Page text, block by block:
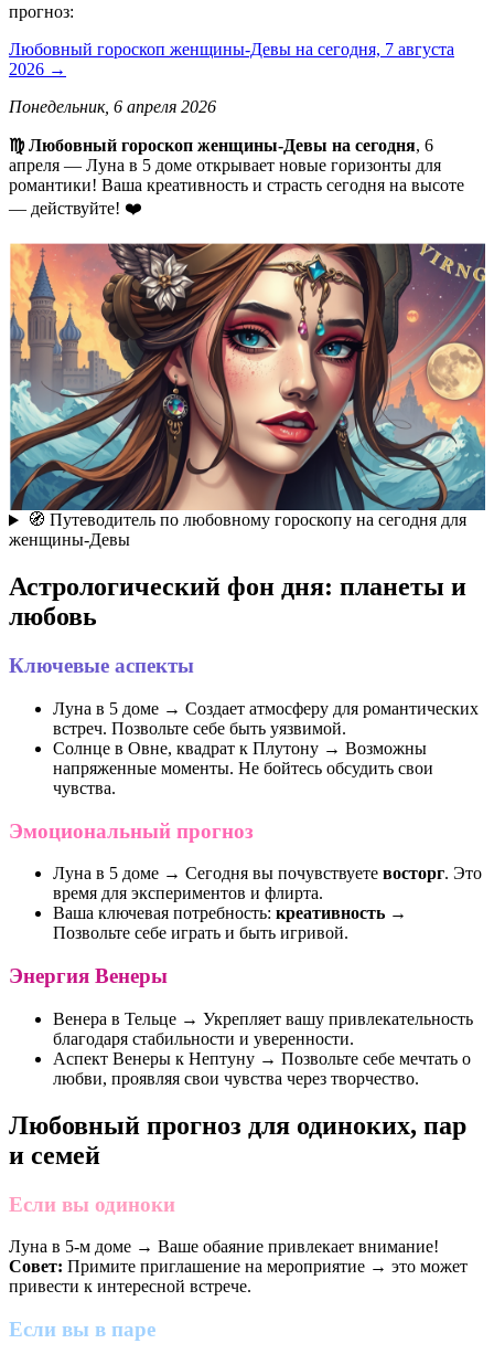
прогноз:
Любовный гороскоп женщины-Девы на сегодня, 7 августа
2026 →
Понедельник, 6 апреля 2026
♍️ Любовный гороскоп женщины-Девы на сегодня, 6
апреля — Луна в 5 доме открывает новые горизонты для
романтики! Ваша креативность и страсть сегодня на высоте
— действуйте! ❤️
🧭 Путеводитель по любовному гороскопу на сегодня для
женщины-Девы
Астрологический фон дня: планеты и
любовь
Ключевые аспекты
Луна в 5 доме → Создает атмосферу для романтических
встреч. Позвольте себе быть уязвимой.
Солнце в Овне, квадрат к Плутону → Возможны
напряженные моменты. Не бойтесь обсудить свои
чувства.
Эмоциональный прогноз
Луна в 5 доме → Сегодня вы почувствуете восторг. Это
время для экспериментов и флирта.
Ваша ключевая потребность: креативность →
Позвольте себе играть и быть игривой.
Энергия Венеры
Венера в Тельце → Укрепляет вашу привлекательность
благодаря стабильности и уверенности.
Аспект Венеры к Нептуну → Позвольте себе мечтать о
любви, проявляя свои чувства через творчество.
Любовный прогноз для одиноких, пар
и семей
Если вы одиноки
Луна в 5-м доме → Ваше обаяние привлекает внимание!
Совет: Примите приглашение на мероприятие → это может
привести к интересной встрече.
Если вы в паре